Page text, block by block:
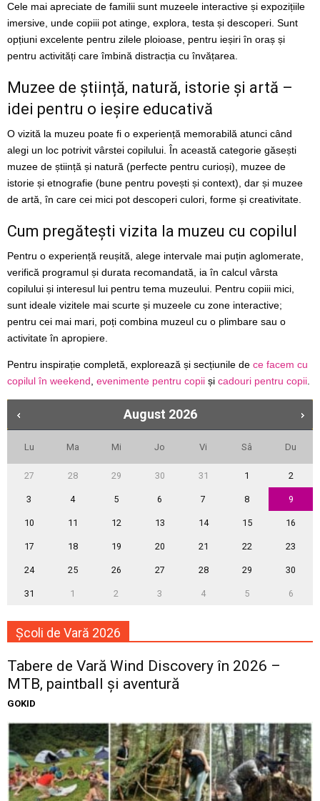
Cele mai apreciate de familii sunt muzeele interactive și expozițiile
imersive, unde copiii pot atinge, explora, testa și descoperi. Sunt
opțiuni excelente pentru zilele ploioase, pentru ieșiri în oraș și
pentru activități care îmbină distracția cu învățarea.
Muzee de știință, natură, istorie și artă –
idei pentru o ieșire educativă
O vizită la muzeu poate fi o experiență memorabilă atunci când
alegi un loc potrivit vârstei copilului. În această categorie găsești
muzee de știință și natură (perfecte pentru curioși), muzee de
istorie și etnografie (bune pentru povești și context), dar și muzee
de artă, în care cei mici pot descoperi culori, forme și creativitate.
Cum pregătești vizita la muzeu cu copilul
Pentru o experiență reușită, alege intervale mai puțin aglomerate,
verifică programul și durata recomandată, ia în calcul vârsta
copilului și interesul lui pentru tema muzeului. Pentru copiii mici,
sunt ideale vizitele mai scurte și muzeele cu zone interactive;
pentru cei mai mari, poți combina muzeul cu o plimbare sau o
activitate în apropiere.
Pentru inspirație completă, explorează și secțiunile de ce facem cu
copilul în weekend, evenimente pentru copii și cadouri pentru copii.
August 2026
Lu Ma Mi Jo Vi Sâ Du
27 28 29 30 31 1 2
3 4 5 6 7 8 9
10 11 12 13 14 15 16
17 18 19 20 21 22 23
24 25 26 27 28 29 30
31 1 2 3 4 5 6
Școli de Vară 2026
Tabere de Vară Wind Discovery în 2026 –
MTB, paintball și aventură
GOKID